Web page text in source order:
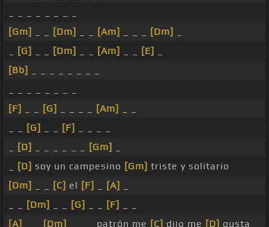
[Gm]
[Dm] [Am] [Dm]
[G] [Dm] [Am] [E]
[Bb]
[F]
[G] [Am]
[G] [F]
[D] [Gm]
[D] soy un campesino [Gm] triste y solitario
[Dm]
[C] el [F] [A]
[Dm] [G] [F]
[A]
[Dm] _ _ _ patrón me [C] dijo me [D] gusta